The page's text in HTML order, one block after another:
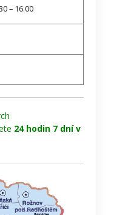
– 16.00
24 hodin 7 dní v